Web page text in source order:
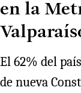
en la
El 62% del
de nueva